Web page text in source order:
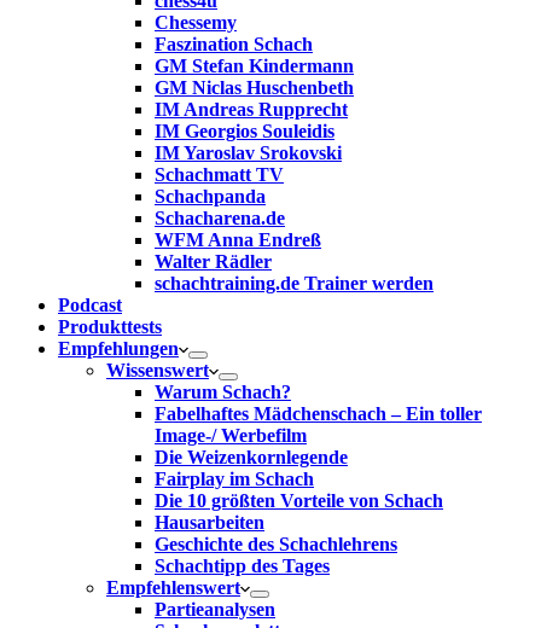
Chessemy
Faszination Schach
GM Stefan Kindermann
GM Niclas Huschenbeth
IM Andreas Rupprecht
IM Georgios Souleidis
IM Yaroslav Srokovski
Schachmatt TV
Schachpanda
Schacharena.de
WFM Anna Endreß
Walter Rädler
schachtraining.de Trainer werden
Podcast
Produkttests
Empfehlungen
Wissenswert
Warum Schach?
Fabelhaftes Mädchenschach – Ein toller
Image-/ Werbefilm
Die Weizenkornlegende
Fairplay im Schach
Die 10 größten Vorteile von Schach‎
Hausarbeiten
Geschichte des Schachlehrens
Schachtipp des Tages
Empfehlenswert
Partieanalysen